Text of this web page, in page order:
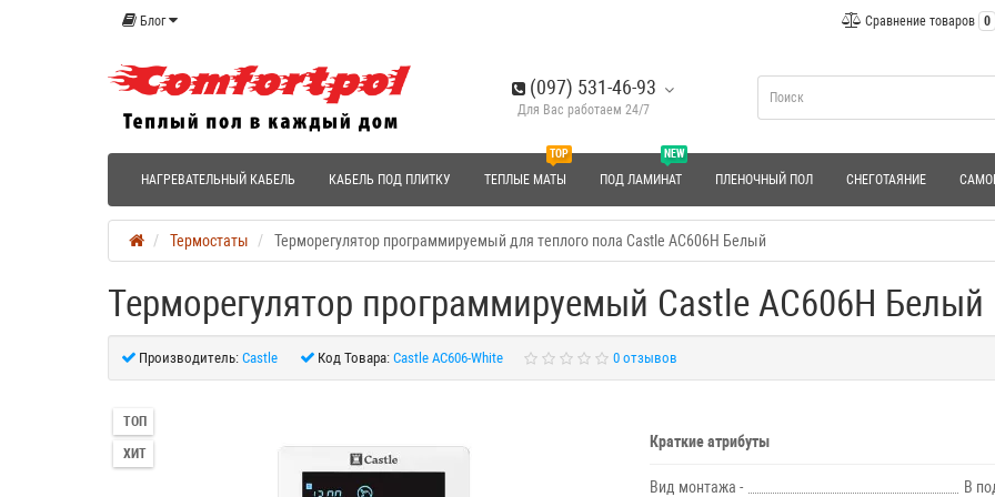
Блог Сравнение товаров 0
(097) 531-46-93
Для Вас работаем 24/7
НАГРЕВАТЕЛЬНЫЙ КАБЕЛЬ КАБЕЛЬ ПОД ПЛИТКУ
TOP
ТЕПЛЫЕ МАТЫ
NEW
ПОД ЛАМИНАТ ПЛЕНОЧНЫЙ ПОЛ СНЕГОТАЯНИЕ
Термостаты Терморегулятор программируемый для теплого пола Castle АС606H Белый
Терморегулятор программируемый Castle АС606H Белый
Производитель: Castle Код Товара: Castle AC606-White 0 отзывов
ТОП
ХИТ
Краткие атрибуты
Вид монтажа -
В